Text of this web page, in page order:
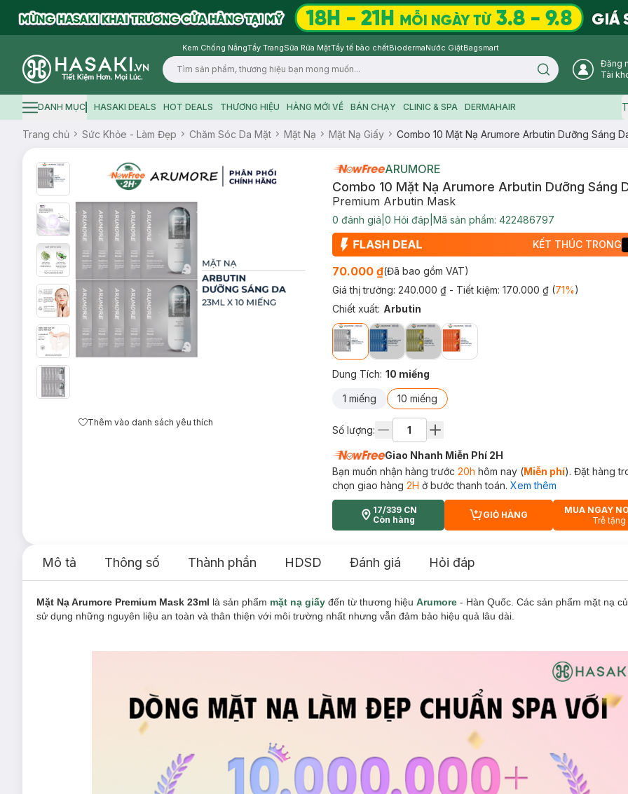
Kem Chống NắngTẩy TrangSữa Rửa MặtTẩy tế bào chếtBiodermaNước GiặtBagsmart
Logo
Search icon
Đăng
Tài
Hamburger icon
DANH MỤC HASAKI DEALS HOT DEALS THƯƠNG HIỆU HÀNG MỚI VỀ BÁN CHẠY CLINIC & SPA DERMAHAIR
Trang chủ Sức Khỏe - Làm Đẹp Chăm Sóc Da Mặt Mặt Nạ Mặt Nạ Giấy Combo 10 Mặt Nạ Arumore Arbutin Dưỡng Sáng
Thêm vào danh sách yêu thích
ARUMORE
Combo 10 Mặt Nạ Arumore Arbutin Dưỡng Sáng
Premium Arbutin Mask
0 đánh giá 0 Hỏi đáp Mã sản phẩm: 422486797
KẾT THÚC TRONG
70.000 ₫(Đã bao gồm VAT)
Giá thị trường: 240.000 ₫ - Tiết kiệm: 170.000 ₫(71%)
Chiết xuất: Arbutin
Dung Tích: 10 miếng
1 miếng 10 miếng
Số lượng:
Giao Nhanh Miễn Phí 2H
Bạn muốn nhận hàng trước 20h hôm nay (Miễn phí). Đặt hàng
chọn giao hàng 2H ở bước thanh toán. Xem thêm
17/339 CN
Còn hàng
CART PLUS ICON
GIỎ HÀNG
MUA NGAY
Trễ tặng
Mô tả Thông số Thành phần HDSD Đánh giá Hỏi đáp
Mặt Nạ Arumore Premium Mask 23ml là sản phẩm mặt nạ giấy đến từ thương hiệu Arumore - Hàn Quốc. Các sản phẩm mặt nạ
sử dụng những nguyên liệu an toàn và thân thiện với môi trường nhất nhưng vẫn đảm bảo hiệu quả lâu dài.